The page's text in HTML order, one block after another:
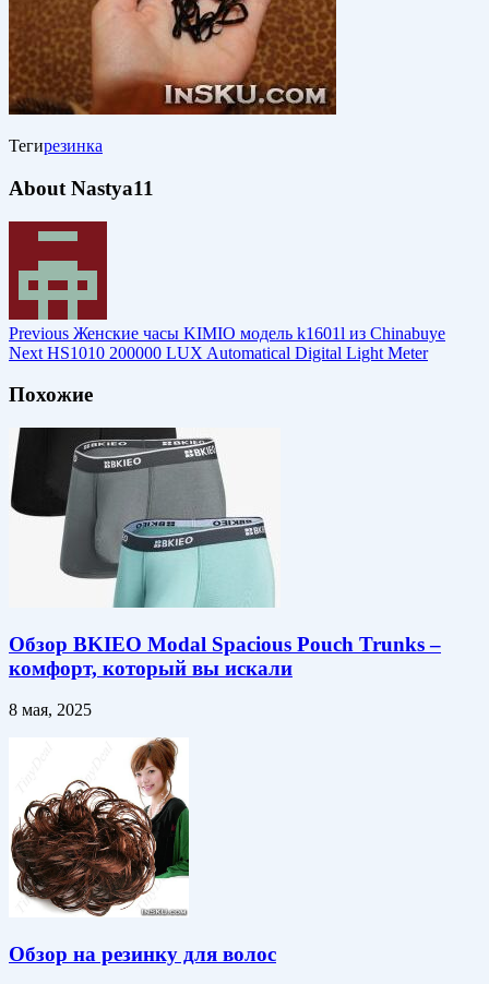
Тегирезинка
About Nastya11
Previous Женские часы KIMIO модель k1601l из Chinabuye
Next HS1010 200000 LUX Automatical Digital Light Meter
Похожие
Обзор BKIEO Modal Spacious Pouch Trunks –
комфорт, который вы искали
8 мая, 2025
Обзор на резинку для волос